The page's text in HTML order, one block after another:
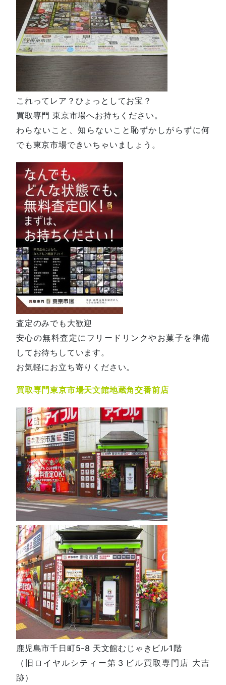
これってレア？ひょっとしてお宝？
買取専門 東京市場へお持ちください。
わらないこと、知らないこと恥ずかしがらずに何
でも東京市場できいちゃいましょう。
査定のみでも大歓迎
安心の無料査定にフリードリンクやお菓子を準備
してお待ちしています。
お気軽にお立ち寄りください。
買取専門東京市場天文館地蔵角交番前店
鹿児島市千日町5-8 天文館むじゃきビル1階
（旧ロイヤルシティー第３ビル買取専門店 大吉
跡）